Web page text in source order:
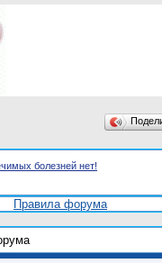
болезней нет!
Правила форума